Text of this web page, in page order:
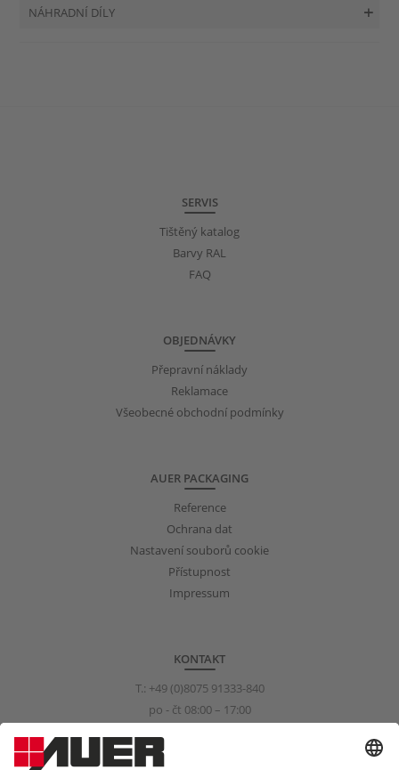
NÁHRADNÍ DÍLY
SERVIS
Tištěný katalog
Barvy RAL
FAQ
OBJEDNÁVKY
Přepravní náklady
Reklamace
Všeobecné obchodní podmínky
AUER PACKAGING
Reference
Ochrana dat
Nastavení souborů cookie
Přístupnost
Impressum
KONTAKT
T.: +49 (0)8075 91333-840
po - čt 08:00 – 17:00
info@auer-packaging.com